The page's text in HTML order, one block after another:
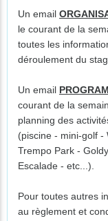
Un email
le courant de la
toutes les
déroulement du
Un email
courant de la
planning des
(piscine - mini-golf -
Trempo Park -
Escalade - etc...).
Pour toutes autres
au règlement et